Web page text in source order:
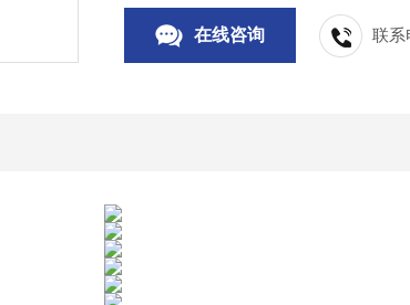
在线咨询 联系